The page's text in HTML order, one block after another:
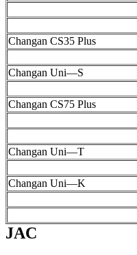
Changan CS35 Plus
Changan Uni—S
Changan CS75 Plus
Changan Uni—T
Changan Uni—K
JAC